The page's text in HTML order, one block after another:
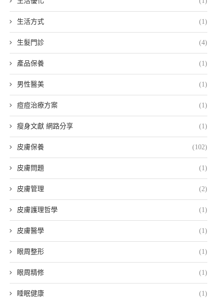
生活方式 (1)
生髮門診 (4)
產品保養 (1)
男性醫美 (1)
痘痘治療方案 (1)
瘦身文獻 網路分享 (1)
皮膚保養 (102)
皮膚問題 (1)
皮膚管理 (2)
皮膚護理哲學 (1)
皮膚醫學 (1)
眼周整形 (1)
眼周精修 (1)
睡眠健康 (1)